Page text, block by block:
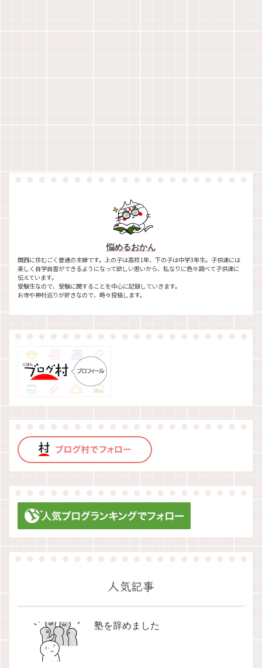
悩めるおかん
関西に住むごく普通の主婦です。上の子は高校1年、下の子は中学3年生。子供達には
楽しく自学自習ができるようになって欲しい思いから、私なりに色々調べて子供達に
伝えています。
受験生なので、受験に関することを中心に記録していきます。
お寺や神社巡りが好きなので、時々投稿します。
人気記事
塾を辞めました